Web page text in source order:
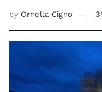
by Ornella Cigno